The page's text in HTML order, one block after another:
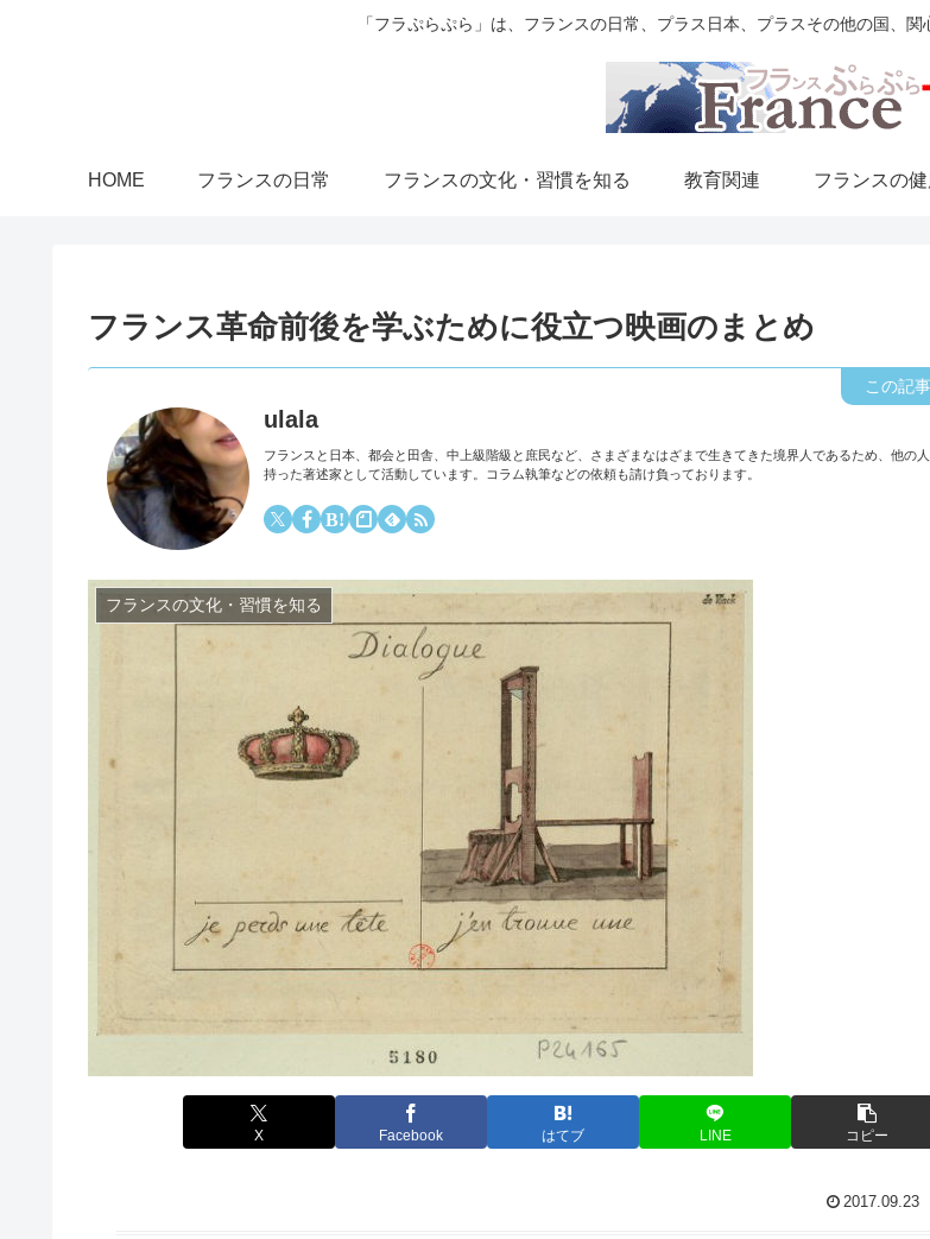
「フラぷらぷら」は、フランスの日常、プラス日本、プラスその他の国、
HOME フランスの日常 フランスの文化・習慣を知る 教育関連 フランスの
フランス革命前後を学ぶために役立つ映画のまとめ
ulala
フランスと日本、都会と田舎、中上級階級と庶民など、さまざまなはざまで生きてきた境界人であるため、他の
持った著述家として活動しています。コラム執筆などの依頼も請け負っております。
フランスの文化・習慣を知る
X Facebook はてブ LINE コピー
2017.09.23